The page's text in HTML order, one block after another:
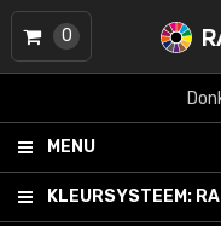
MENU
KLEURSYSTEEM:
0